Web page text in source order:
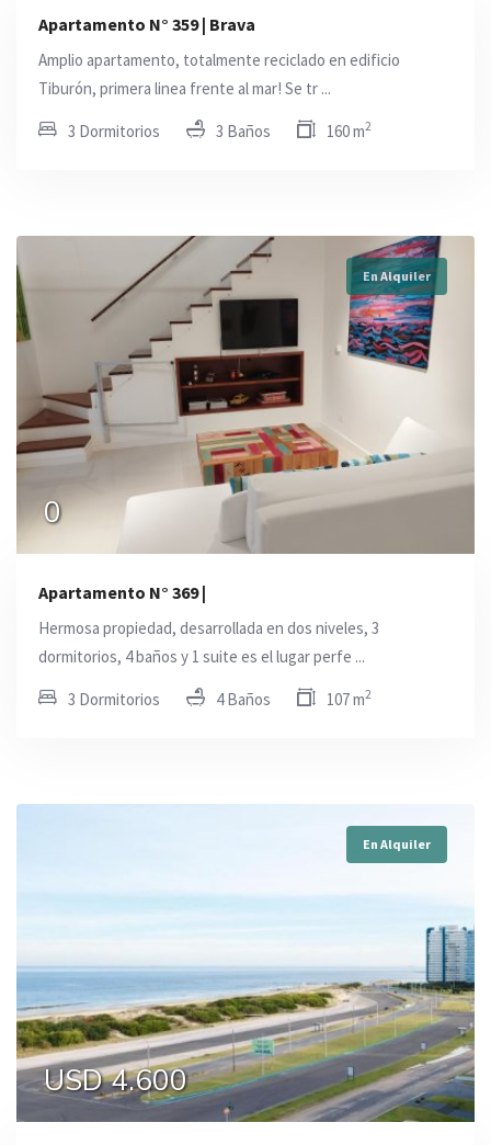
Apartamento N° 359 | Brava
Amplio apartamento, totalmente reciclado en edificio
Tiburón, primera linea frente al mar! Se tr ...
3 Dormitorios 3 Baños 160 m2
En Alquiler
0
Apartamento N° 369 |
Hermosa propiedad, desarrollada en dos niveles, 3
dormitorios, 4 baños y 1 suite es el lugar perfe ...
3 Dormitorios 4 Baños 107 m2
En Alquiler
USD 4.600